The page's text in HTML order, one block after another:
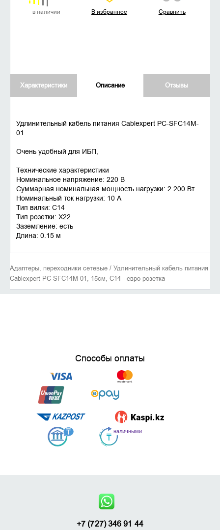
в наличии В избранное Сравнить
Характеристики Описание Отзывы
Удлинительный кабель питания Cablexpert PC-SFC14M-
01
Очень удобный для ИБП,
Технические характеристики
Номинальное напряжение: 220 B
Суммарная номинальная мощность нагрузки: 2 200 Вт
Номинальный ток нагрузки: 10 А
Тип вилки: C14
Тип розетки: X22
Заземление: есть
Длина: 0.15 м
Адаптеры, переходники сетевые / Удлинительный кабель питания
Cablexpert PC-SFC14M-01, 15см, C14 - евро-розетка
Способы оплаты
+7 (727) 346 91 44